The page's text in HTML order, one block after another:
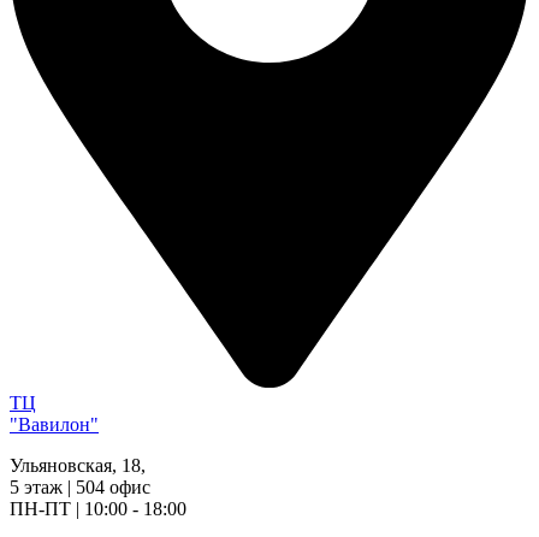
ТЦ
"Вавилон"
Ульяновская, 18,
5 этаж | 504 офис
ПН-ПТ | 10:00 - 18:00